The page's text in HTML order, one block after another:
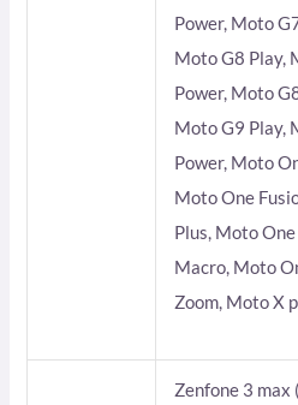
Power, Moto
Moto G8 Play,
Power, Moto
Moto G9 Play,
Power, Moto
Moto One
Plus, Moto
Macro, Moto
Zoom, Moto X
Zenfone 3 max